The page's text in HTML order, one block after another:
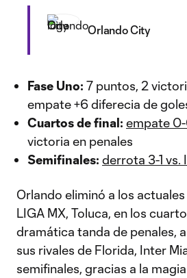
Orlando City
Fase Uno: 7 puntos, 2
empate +6 diferecia de
Cuartos de final: empate 0-
victoria en penales
Semifinales: derrota 3-1 vs.
Orlando eliminó a los
LIGA MX, Toluca, en los
dramática tanda de penales,
sus rivales de Florida, Inter
semifinales, gracias a la